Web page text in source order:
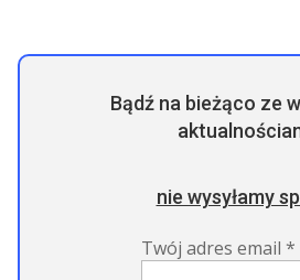
Bądź na bieżąco ze
nie wysyłamy
Twój adres email *